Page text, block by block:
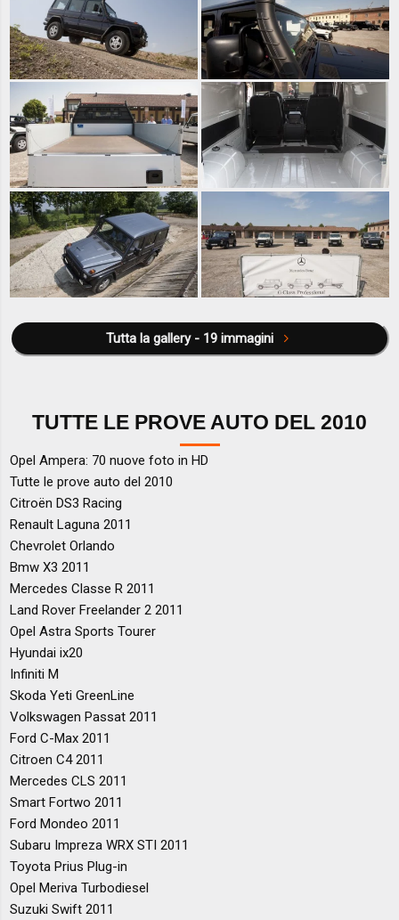
Tutta la gallery - 19 immagini
TUTTE LE PROVE AUTO DEL 2010
Opel Ampera: 70 nuove foto in HD
Tutte le prove auto del 2010
Citroën DS3 Racing
Renault Laguna 2011
Chevrolet Orlando
Bmw X3 2011
Mercedes Classe R 2011
Land Rover Freelander 2 2011
Opel Astra Sports Tourer
Hyundai ix20
Infiniti M
Skoda Yeti GreenLine
Volkswagen Passat 2011
Ford C-Max 2011
Citroen C4 2011
Mercedes CLS 2011
Smart Fortwo 2011
Ford Mondeo 2011
Subaru Impreza WRX STI 2011
Toyota Prius Plug-in
Opel Meriva Turbodiesel
Suzuki Swift 2011